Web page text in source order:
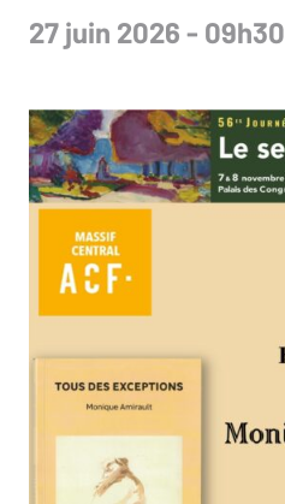
27 juin 2026 - 09h30